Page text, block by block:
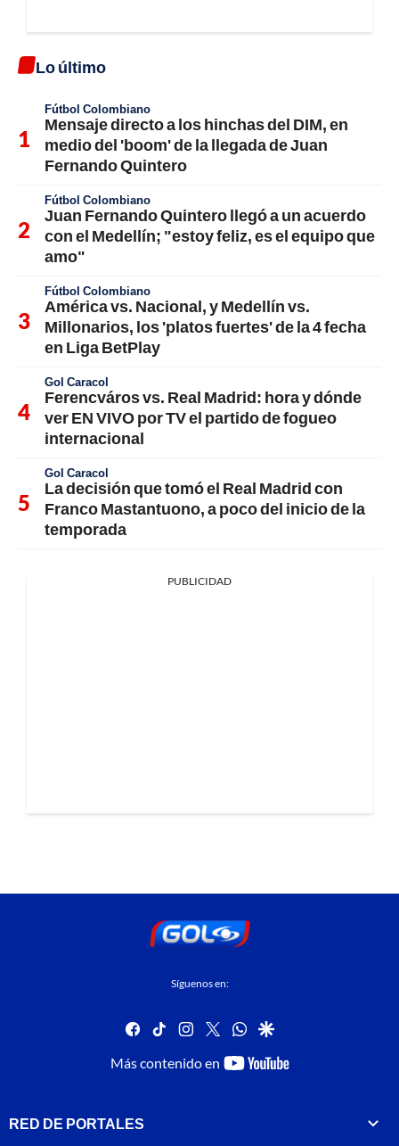
Lo último
Fútbol Colombiano
Mensaje directo a los hinchas del DIM, en
medio del 'boom' de la llegada de Juan
Fernando Quintero
Fútbol Colombiano
Juan Fernando Quintero llegó a un acuerdo
con el Medellín; "estoy feliz, es el equipo que
amo"
Fútbol Colombiano
América vs. Nacional, y Medellín vs.
Millonarios, los 'platos fuertes' de la 4 fecha
en Liga BetPlay
Gol Caracol
Ferencváros vs. Real Madrid: hora y dónde
ver EN VIVO por TV el partido de fogueo
internacional
Gol Caracol
La decisión que tomó el Real Madrid con
Franco Mastantuono, a poco del inicio de la
temporada
PUBLICIDAD
Síguenos en:
facebook
tiktok instagram
twitterwhatsapp
google
Más contenido en
youtube-
RED DE PORTALES